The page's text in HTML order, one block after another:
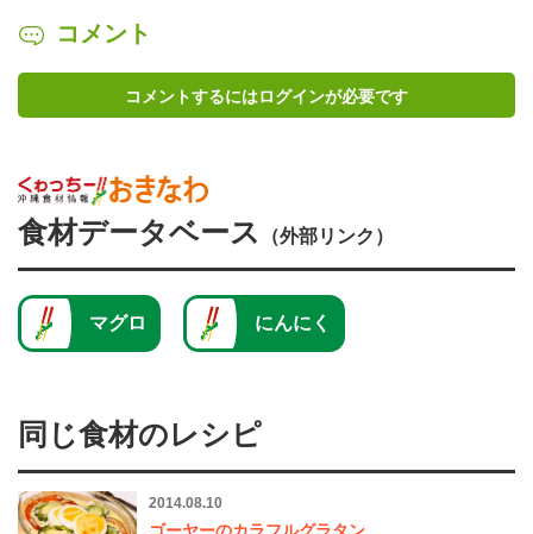
コメント
コメントするにはログインが必要です
食材データベース （外部リンク）
マグロ にんにく
同じ食材のレシピ
2014.08.10
ゴーヤーのカラフルグラタン